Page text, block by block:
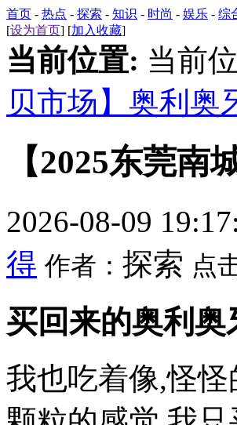
首页 - 热点 - 探索 - 知识 - 时尚 - 娱乐 - 综
[设为首页] [加入收藏]
当前位置: 当前
贝市场】奥利奥
【2025东莞
2026-08-09
得 作者： 探索 点
买回来的奥利
我也吃着像,怪